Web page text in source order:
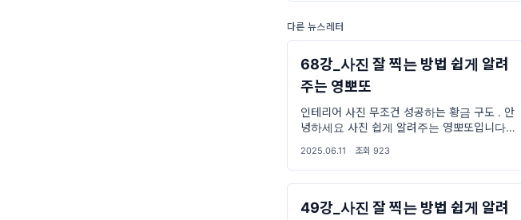
다른 뉴스레터
68강_사진 잘 찍는 방법 쉽게 알려
주는 영뽀또
인테리어 사진 무조건 성공하는 황금 구도 . 안
녕하세요 사진 쉽게 알려주는 영뽀또입니다.
누구나 촬영할 수 있는 구도를 알려드릴게요
들어가기전에 우리 격자 구도 ! On 상태로 만
들
2025.06.11 · 조회 923
49강_사진 잘 찍는 방법 쉽게 알려